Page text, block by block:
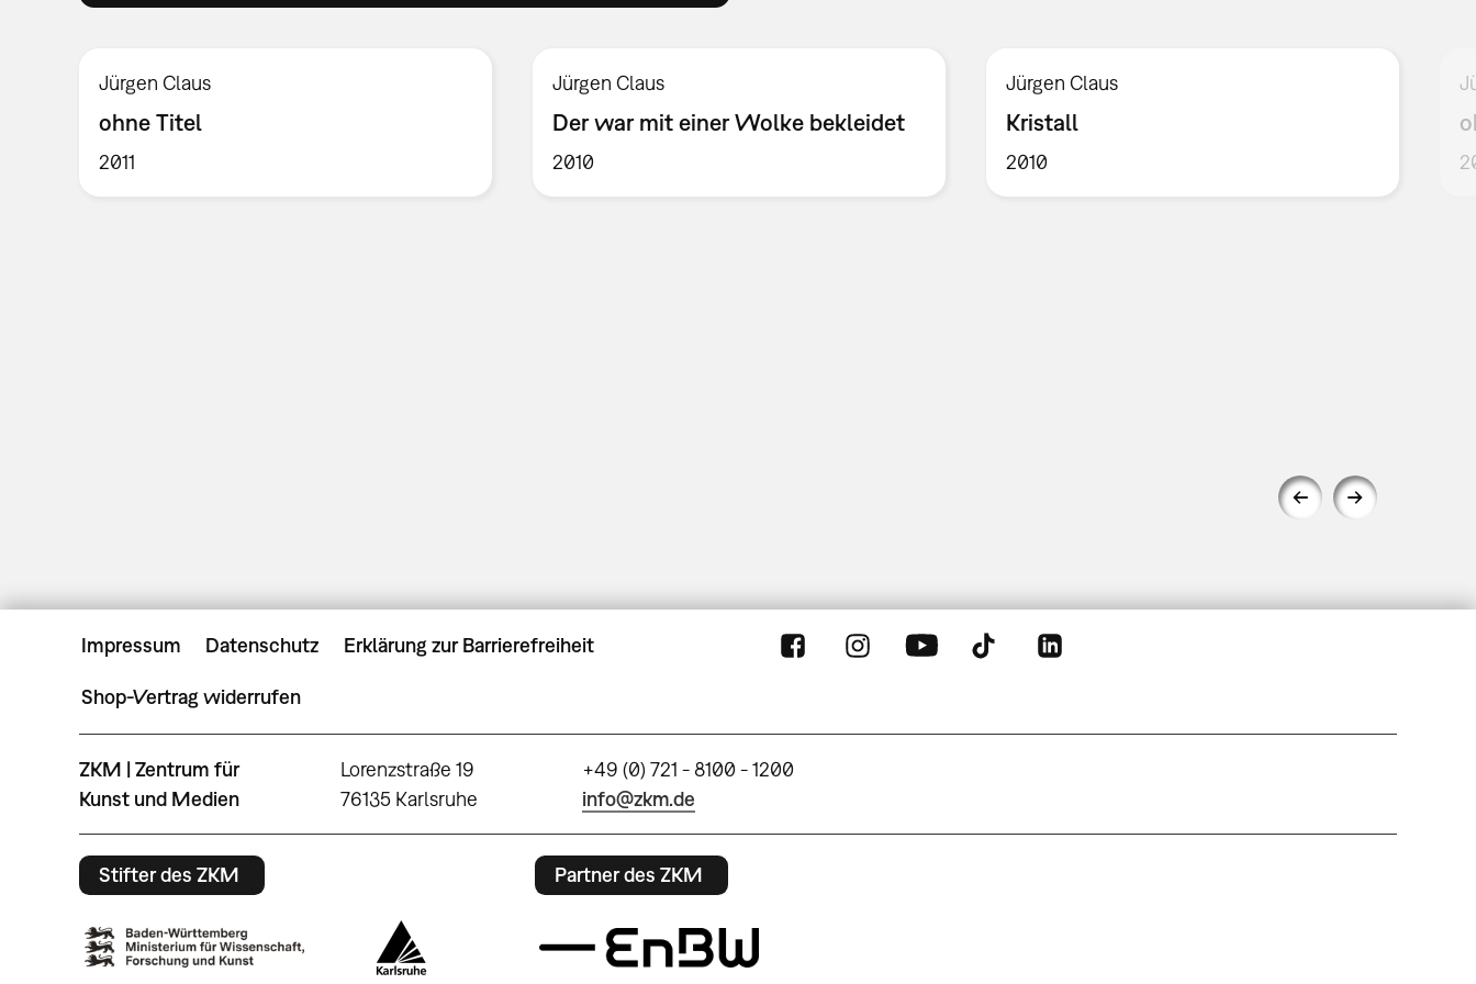
Jürgen Claus
ohne Titel
2011
Jürgen Claus
Der war mit einer Wolke bekleidet
2010
Jürgen Claus
Kristall
2010
Impressum Datenschutz Erklärung zur Barrierefreiheit
Shop-Vertrag widerrufen
ZKM | Zentrum für
Kunst und Medien
Lorenzstraße 19
76135 Karlsruhe
+49 (0) 721 - 8100 - 1200
info@zkm.de
Stifter des ZKM Partner des ZKM